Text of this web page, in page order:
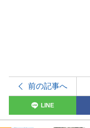
前の記事へ
LINE